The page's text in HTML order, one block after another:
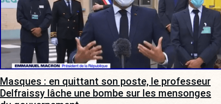
Masques : en quittant son poste, le professeur
Delfraissy lâche une bombe sur les mensonges